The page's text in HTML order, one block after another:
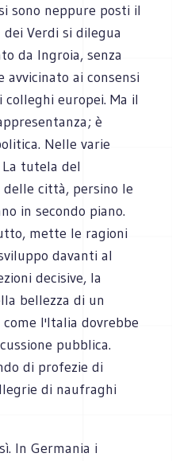
sono neppure posti il
Verdi si dilegua
da Ingroia, senza
ai consensi
europei. Ma il
è
Nelle varie
tutela del
città, persino le
in secondo piano.
mette le ragioni
davanti al
decisive, la
bellezza di un
come l'Italia dovrebbe
pubblica.
di profezie di
di naufraghi
In Germania i